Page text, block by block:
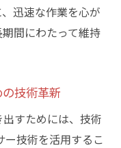
迅速な作業を心が
間にわたって維持
技術革新
すためには、技術
ー技術を活用するこ